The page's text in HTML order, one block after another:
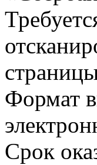
Формат
Срок